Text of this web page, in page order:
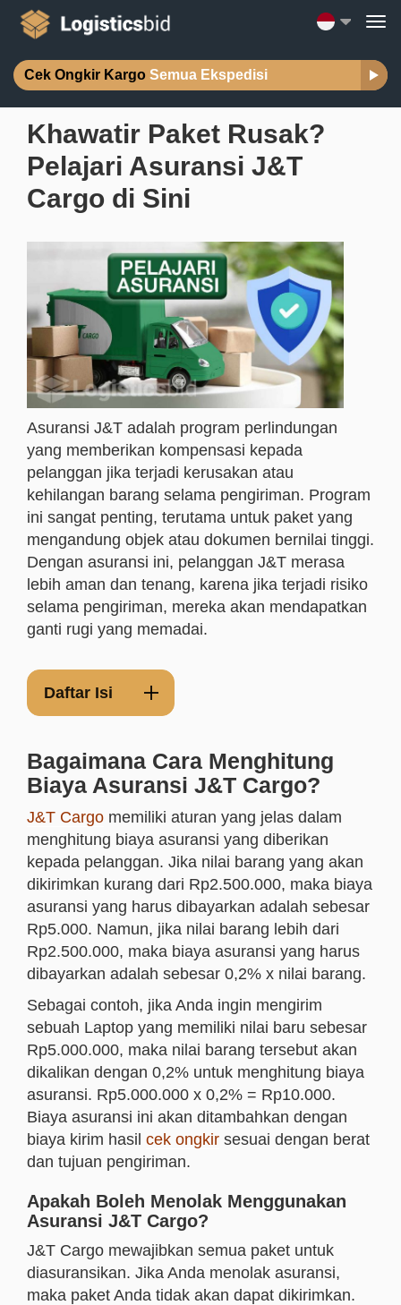
Cek Ongkir Kargo Semua Ekspedisi
Khawatir Paket Rusak?
Pelajari Asuransi J&T
Cargo di Sini
Asuransi J&T adalah program perlindungan
yang memberikan kompensasi kepada
pelanggan jika terjadi kerusakan atau
kehilangan barang selama pengiriman. Program
ini sangat penting, terutama untuk paket yang
mengandung objek atau dokumen bernilai tinggi.
Dengan asuransi ini, pelanggan J&T merasa
lebih aman dan tenang, karena jika terjadi risiko
selama pengiriman, mereka akan mendapatkan
ganti rugi yang memadai.
Daftar Isi
Bagaimana Cara Menghitung
Biaya Asuransi J&T Cargo?
J&T Cargo memiliki aturan yang jelas dalam
menghitung biaya asuransi yang diberikan
kepada pelanggan. Jika nilai barang yang akan
dikirimkan kurang dari Rp2.500.000, maka biaya
asuransi yang harus dibayarkan adalah sebesar
Rp5.000. Namun, jika nilai barang lebih dari
Rp2.500.000, maka biaya asuransi yang harus
dibayarkan adalah sebesar 0,2% x nilai barang.
Sebagai contoh, jika Anda ingin mengirim
sebuah Laptop yang memiliki nilai baru sebesar
Rp5.000.000, maka nilai barang tersebut akan
dikalikan dengan 0,2% untuk menghitung biaya
asuransi. Rp5.000.000 x 0,2% = Rp10.000.
Biaya asuransi ini akan ditambahkan dengan
biaya kirim hasil cek ongkir sesuai dengan berat
dan tujuan pengiriman.
Apakah Boleh Menolak Menggunakan
Asuransi J&T Cargo?
J&T Cargo mewajibkan semua paket untuk
diasuransikan. Jika Anda menolak asuransi,
maka paket Anda tidak akan dapat dikirimkan.